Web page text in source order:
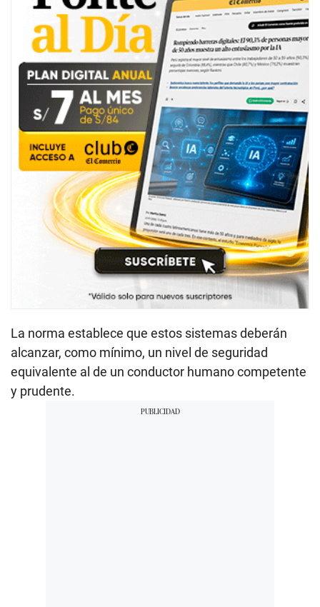
La norma establece que estos sistemas deberán
alcanzar, como mínimo, un nivel de seguridad
equivalente al de un conductor humano competente
y prudente.